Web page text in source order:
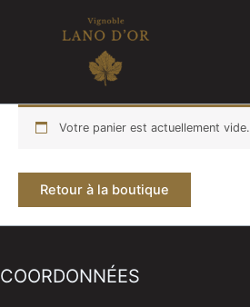
Votre panier est actuellement vide.
Retour à la boutique
COORDONNÉES